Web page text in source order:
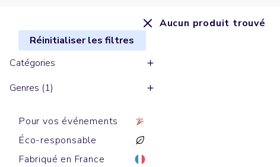
Réinitialiser les filtres
Catégories
Genres (1)
Pour vos événements
Éco-responsable
Fabriqué en France
Aucun produit trouvé